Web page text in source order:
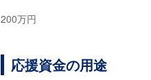
200万円
応援資金の用途